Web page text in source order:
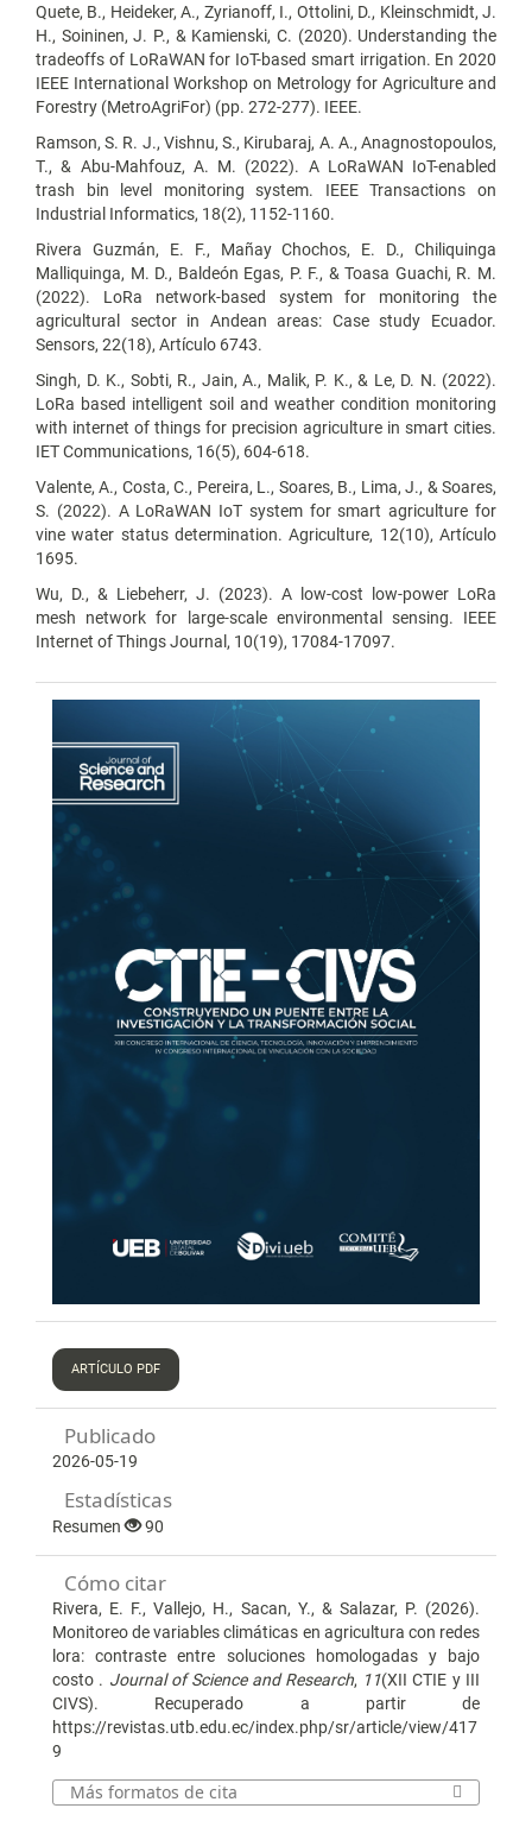
Quete, B., Heideker, A., Zyrianoff, I., Ottolini, D., Kleinschmidt, J.
H., Soininen, J. P., & Kamienski, C. (2020). Understanding the
tradeoffs of LoRaWAN for IoT-based smart irrigation. En 2020
IEEE International Workshop on Metrology for Agriculture and
Forestry (MetroAgriFor) (pp. 272-277). IEEE.
Ramson, S. R. J., Vishnu, S., Kirubaraj, A. A., Anagnostopoulos,
T., & Abu-Mahfouz, A. M. (2022). A LoRaWAN IoT-enabled
trash bin level monitoring system. IEEE Transactions on
Industrial Informatics, 18(2), 1152-1160.
Rivera Guzmán, E. F., Mañay Chochos, E. D., Chiliquinga
Malliquinga, M. D., Baldeón Egas, P. F., & Toasa Guachi, R. M.
(2022). LoRa network-based system for monitoring the
agricultural sector in Andean areas: Case study Ecuador.
Sensors, 22(18), Artículo 6743.
Singh, D. K., Sobti, R., Jain, A., Malik, P. K., & Le, D. N. (2022).
LoRa based intelligent soil and weather condition monitoring
with internet of things for precision agriculture in smart cities.
IET Communications, 16(5), 604-618.
Valente, A., Costa, C., Pereira, L., Soares, B., Lima, J., & Soares,
S. (2022). A LoRaWAN IoT system for smart agriculture for
vine water status determination. Agriculture, 12(10), Artículo
1695.
Wu, D., & Liebeherr, J. (2023). A low-cost low-power LoRa
mesh network for large-scale environmental sensing. IEEE
Internet of Things Journal, 10(19), 17084-17097.
ARTÍCULO PDF
Publicado
2026-05-19
Estadísticas
Resumen 90
Cómo citar
Rivera, E. F., Vallejo, H., Sacan, Y., & Salazar, P. (2026).
Monitoreo de variables climáticas en agricultura con redes
lora: contraste entre soluciones homologadas y bajo
costo . Journal of Science and Research, 11(XII CTIE y III
CIVS). Recuperado a partir de
https://revistas.utb.edu.ec/index.php/sr/article/view/417
9
Más formatos de cita